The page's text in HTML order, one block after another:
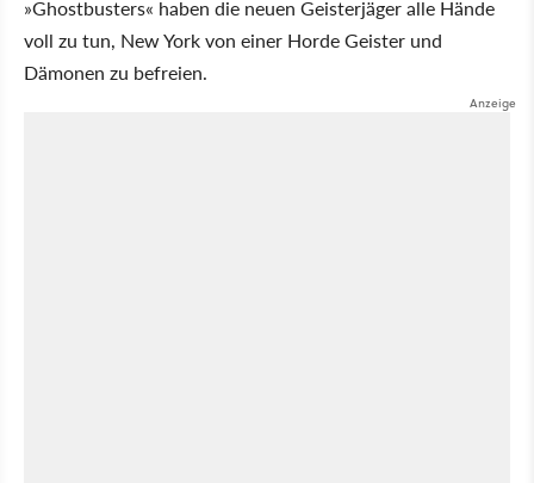
»Ghostbusters« haben die neuen Geisterjäger alle Hände
voll zu tun, New York von einer Horde Geister und
Dämonen zu befreien.